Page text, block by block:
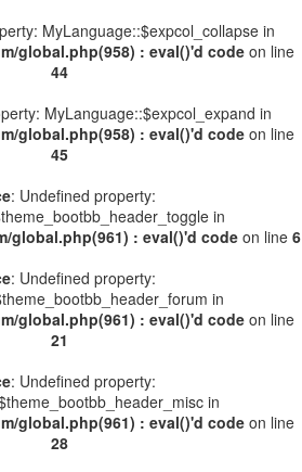
MyLanguage::$expcol_collapse in
global.php(958) : eval()'d codeon line
44
MyLanguage::$expcol_expand in
global.php(958) : eval()'d codeon line
45
: Undefined property:
in
global.php(961) : eval()'d codeon line 6
: Undefined property:
in
global.php(961) : eval()'d codeon line
21
: Undefined property:
in
global.php(961) : eval()'d codeon line
28